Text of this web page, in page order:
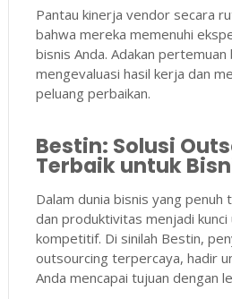
Pantau kinerja vendor secara
bahwa mereka memenuhi
bisnis Anda. Adakan pertemuan
mengevaluasi hasil kerja dan
peluang perbaikan.
Bestin: Solusi
Terbaik untuk
Dalam dunia bisnis yang penuh
dan produktivitas menjadi
kompetitif. Di sinilah Bestin,
outsourcing terpercaya, hadir
Anda mencapai tujuan dengan